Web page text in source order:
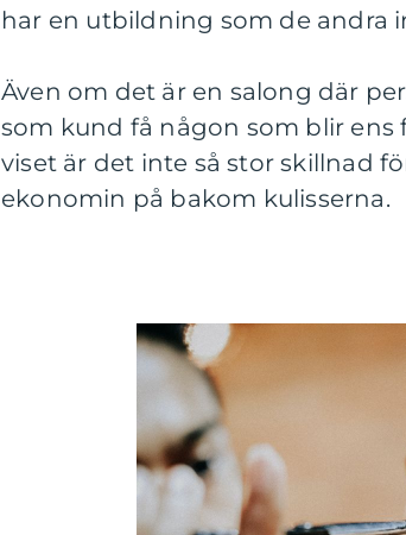
har en utbildning som de andra
Även om det är en salong där
som kund få någon som blir ens
viset är det inte så stor skillnad
ekonomin på bakom kulisserna.